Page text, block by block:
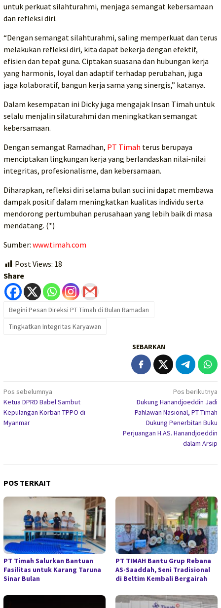
untuk perkuat silahturahmi, menjaga semangat kebersamaan
dan refleksi diri.
“Dengan semangat silahturahmi, saling memperkuat dan terus
melakukan refleksi diri, kita dapat bekerja dengan efektif,
efisien dan tepat guna. Ciptakan suasana dan hubungan kerja
yang harmonis, loyal dan adaptif terhadap perubahan, juga
jaga kolaboratif, bangun kerja sama yang sinergis,” katanya.
Dalam kesempatan ini Dicky juga mengajak Insan Timah untuk
selalu menjalin silaturahmi dan meningkatkan semangat
kebersamaan.
Dengan semangat Ramadhan, PT Timah terus berupaya
menciptakan lingkungan kerja yang berlandaskan nilai-nilai
integritas, profesionalisme, dan kebersamaan.
Diharapkan, refleksi diri selama bulan suci ini dapat membawa
dampak positif dalam meningkatkan kualitas individu serta
mendorong pertumbuhan perusahaan yang lebih baik di masa
mendatang. (*)
Sumber: www.timah.com
Post Views: 18
Share
Begini Pesan Direksi PT Timah di Bulan Ramadan
Tingkatkan Integritas Karyawan
SEBARKAN
Navigasi
pos
Pos sebelumnya
Ketua DPRD Babel Sambut
Kepulangan Korban TPPO di
Myanmar
Pos berikutnya
Dukung Hanandjoeddin Jadi
Pahlawan Nasional, PT Timah
Dukung Penerbitan Buku
Perjuangan H.AS. Hanandjoeddin
dalam Arsip
POS TERKAIT
PT Timah Salurkan Bantuan
Fasilitas untuk Karang Taruna
Sinar Bulan
PT TIMAH Bantu Grup Rebana
AS-Saaddah, Seni Tradisional
di Beltim Kembali Bergairah